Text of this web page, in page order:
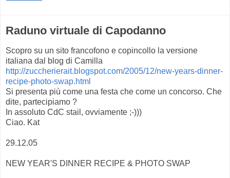
Raduno virtuale di Capodanno
Scopro su un sito francofono e copincollo la versione
italiana dal blog di Camilla
http://zuccherierait.blogspot.com/2005/12/new-years-dinner-
recipe-photo-swap.html
Si presenta più come una festa che come un concorso. Che
dite, partecipiamo ?
In assoluto CdC stail, ovviamente ;-)))
Ciao. Kat
29.12.05
NEW YEAR'S DINNER RECIPE & PHOTO SWAP